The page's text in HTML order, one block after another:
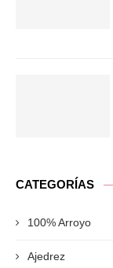
CATEGORÍAS
100% Arroyo
Ajedrez